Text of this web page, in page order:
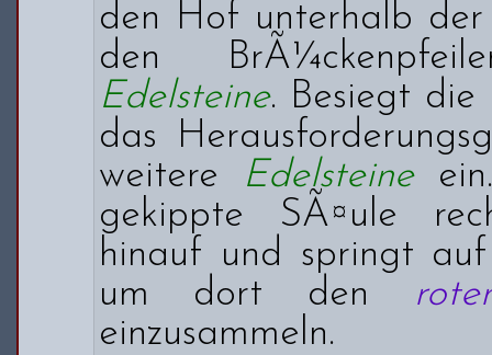
den Hof unterhalb der
den
Edelsteine. Besiegt die
das
weitere
Edelsteine
gekippte SÃ¤ule
hinauf und springt
um dort den
einzusammeln.